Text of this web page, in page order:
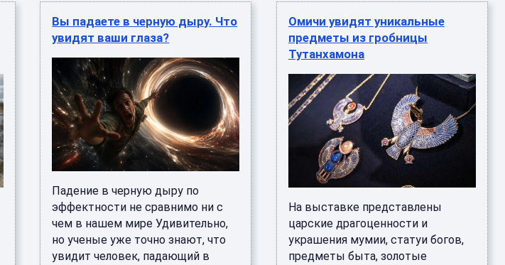
Вы падаете в черную дыру. Что
увидят ваши глаза?
Падение в черную дыру по
эффектности не сравнимо ни с
чем в нашем мире Удивительно,
но ученые уже точно знают, что
увидит человек, падающий в
Омичи увидят уникальные
предметы из гробницы
Тутанхамона
На выставке представлены
царские драгоценности и
украшения мумии, статуи богов,
предметы быта, золотые